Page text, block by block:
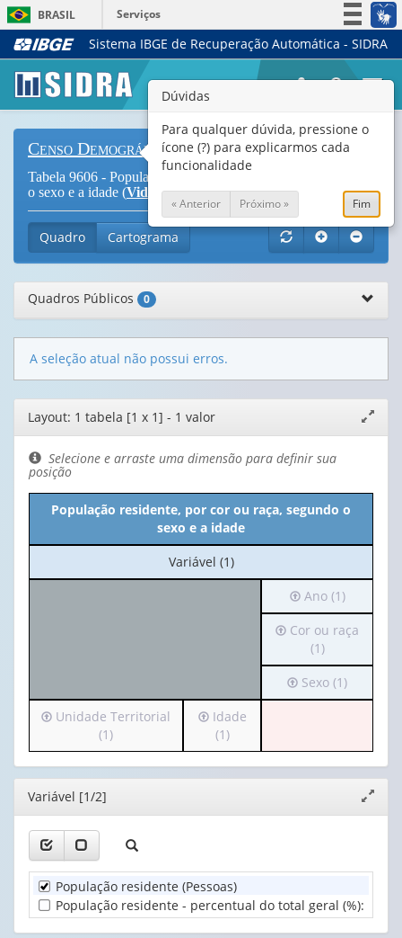
BRASIL
Serviços
Simplifique!
Legislação
Canais
Sistema IBGE de Recuperação Automática - SIDRA
Censo Demográfico
Tabela 9606 - População residente, por cor ou raça, segundo
o sexo e a idade (Vide Notas)
Quadro Cartograma
Quadros Públicos 0
A seleção atual não possui erros.
Editor
de
layout
janela
Layout: 1 tabela [1 x 1] - 1 valor
Selecione e arraste uma dimensão para definir sua
posição
População residente, por cor ou raça, segundo o
sexo e a idade
No
cabeçalho:
Variável (1)
Irá
para
o
cabeçalho
(possui
apenas
1
Ano
(1)
Ano (1)
Irá
o
cabeçalho
(possui
valor):
Cor ou raça
(1)
Irá
para
(possui
apenas
Sexo (1)
Irá
o
cabeçalho
(possui
apenas
valor):
Unidade
Territorial
(1)
Unidade Territorial
(1)
Irá
para
o
cabeçalho
Idade
(1)
Idade
(1)
Editor
janela
Variável [1/2]
População residente (Pessoas)
População residente - percentual do total geral (%):
Dúvidas
Para qualquer dúvida, pressione o
ícone (?) para explicarmos cada
funcionalidade
« Anterior Próximo » Fim